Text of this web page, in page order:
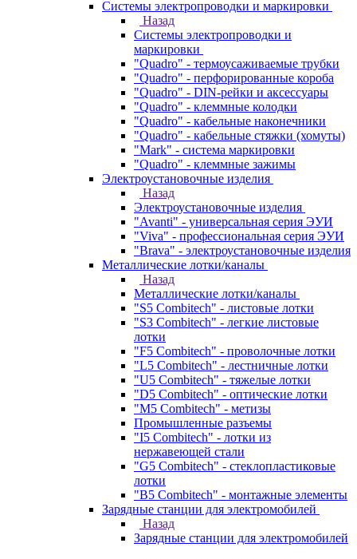
Системы электропроводки и маркировки
Назад
Системы электропроводки и
маркировки
"Quadro" - термоусаживаемые трубки
"Quadro" - перфорированные короба
"Quadro" - DIN-рейки и аксессуары
"Quadro" - клеммные колодки
"Quadro" - кабельные наконечники
"Quadro" - кабельные стяжки (хомуты)
"Mark" - система маркировки
"Quadro" - клеммные зажимы
Электроустановочные изделия
Назад
Электроустановочные изделия
"Avanti" - универсальная серия ЭУИ
"Viva" - профессиональная серия ЭУИ
"Brava" - электроустановочные изделия
Металлические лотки/каналы
Назад
Металлические лотки/каналы
"S5 Combitech" - листовые лотки
"S3 Combitech" - легкие листовые
лотки
"F5 Combitech" - проволочные лотки
"L5 Combitech" - лестничные лотки
"U5 Combitech" - тяжелые лотки
"D5 Combitech" - оптические лотки
"M5 Combitech" - метизы
Промышленные разъемы
"I5 Combitech" - лотки из
нержавеющей стали
"G5 Combitech" - стеклопластиковые
лотки
"B5 Combitech" - монтажные элементы
Зарядные станции для электромобилей
Назад
Зарядные станции для электромобилей